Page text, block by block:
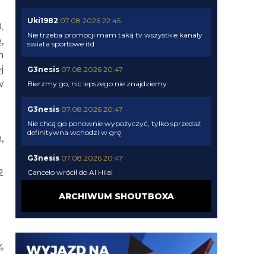
Uki1982 07.08.2026 22:45
Nie trzeba promocji mam taką tv wszystkie kanaly
swiata sportowe itd
G3nesis 07.08.2026 20:47
Bierzmy go, nic lepszego nie znajdziemy
G3nesis 07.08.2026 20:47
Nie chcą go ponownie wypożyczyć, tylko sprzedaż
definitywna wchodzi w grę
G3nesis 07.08.2026 20:47
Cancelo wrócił do Al Hilal
Nerazzurro90 07.08.2026 19:42
Botmon publicznie czci zmarlego bandyte
piscitelliego brak slow obraz nedzy i rozpaczy
G3nesis 07.08.2026 19:15
ARCHIWUM SHOUTBOXA